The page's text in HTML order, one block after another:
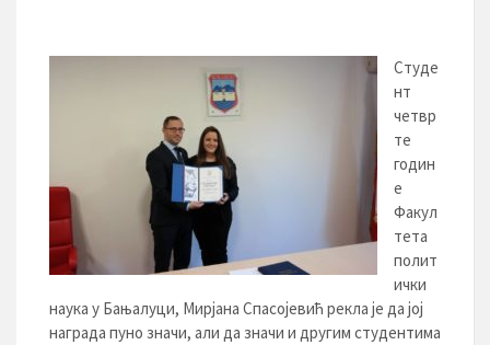
Студе
нт
четвр
те
годин
е
Факул
тета
полит
ички
наука у Бањалуци, Мирјана Спасојевић рекла је да јој
награда пуно значи, али да значи и другим студентима